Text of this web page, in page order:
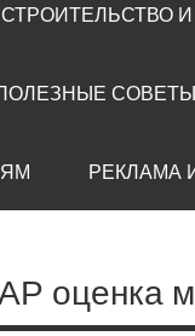
СТРОИТЕЛЬСТВО
СОВЕТЫ
РЕКЛАМА
оценка